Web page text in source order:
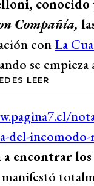
conocido
Compañía,
con La
se
LEER
a encontrar